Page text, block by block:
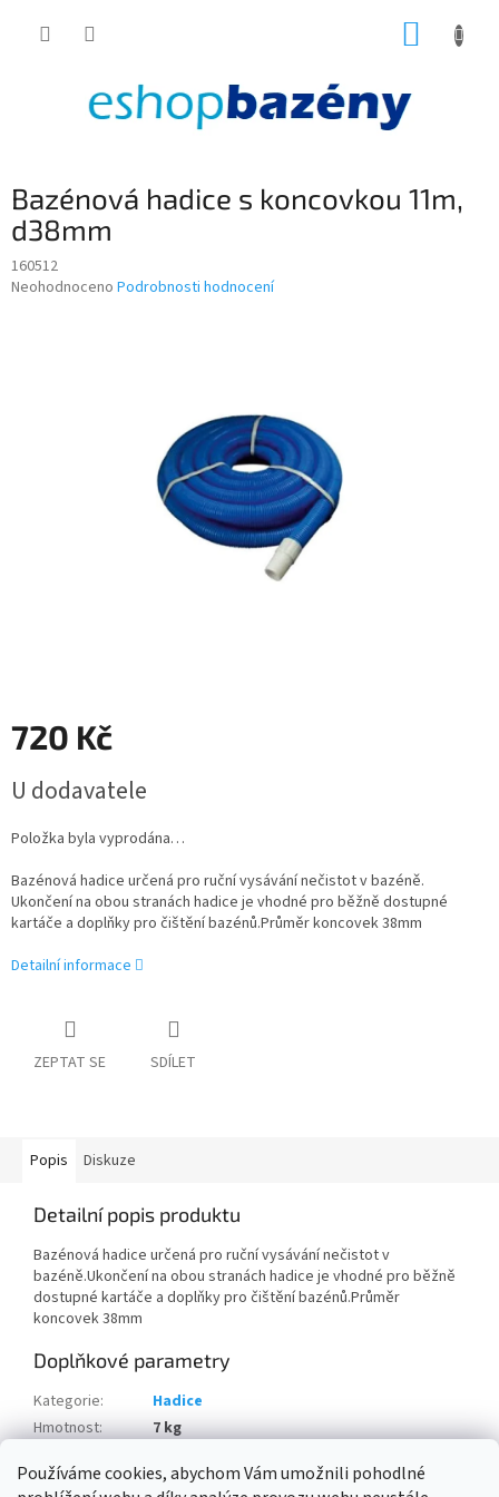
Používáme cookies, abychom Vám umožnili pohodlné
Bazénová hadice s koncovkou 11m,
d38mm
160512
Průměrné
Neohodnoceno Podrobnosti hodnocení
720 Kč
cena:
U dodavatele
Položka byla vyprodána…
Bazénová hadice určená pro ruční vysávání nečistot v bazéně.
Ukončení na obou stranách hadice je vhodné pro běžně dostupné
kartáče a doplňky pro čištění bazénů.Průměr koncovek 38mm
Detailní informace
ZEPTAT SE SDÍLET
Popis Diskuze
Detailní popis produktu
Bazénová hadice určená pro ruční vysávání nečistot v
bazéně.Ukončení na obou stranách hadice je vhodné pro běžně
dostupné kartáče a doplňky pro čištění bazénů.Průměr
koncovek 38mm
Doplňkové parametry
Kategorie:
Hadice
Hmotnost:
7 kg